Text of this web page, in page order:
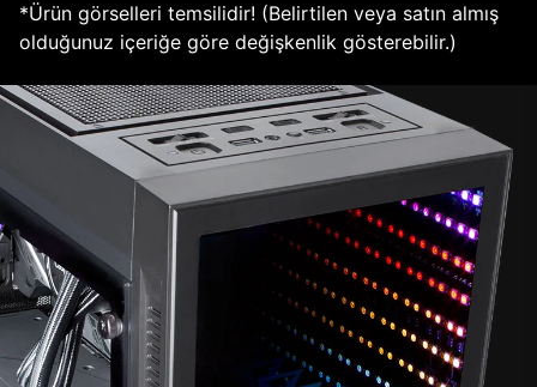
*Ürün görselleri temsilidir! (Belirtilen veya satın almış
olduğunuz içeriğe göre değişkenlik gösterebilir.)